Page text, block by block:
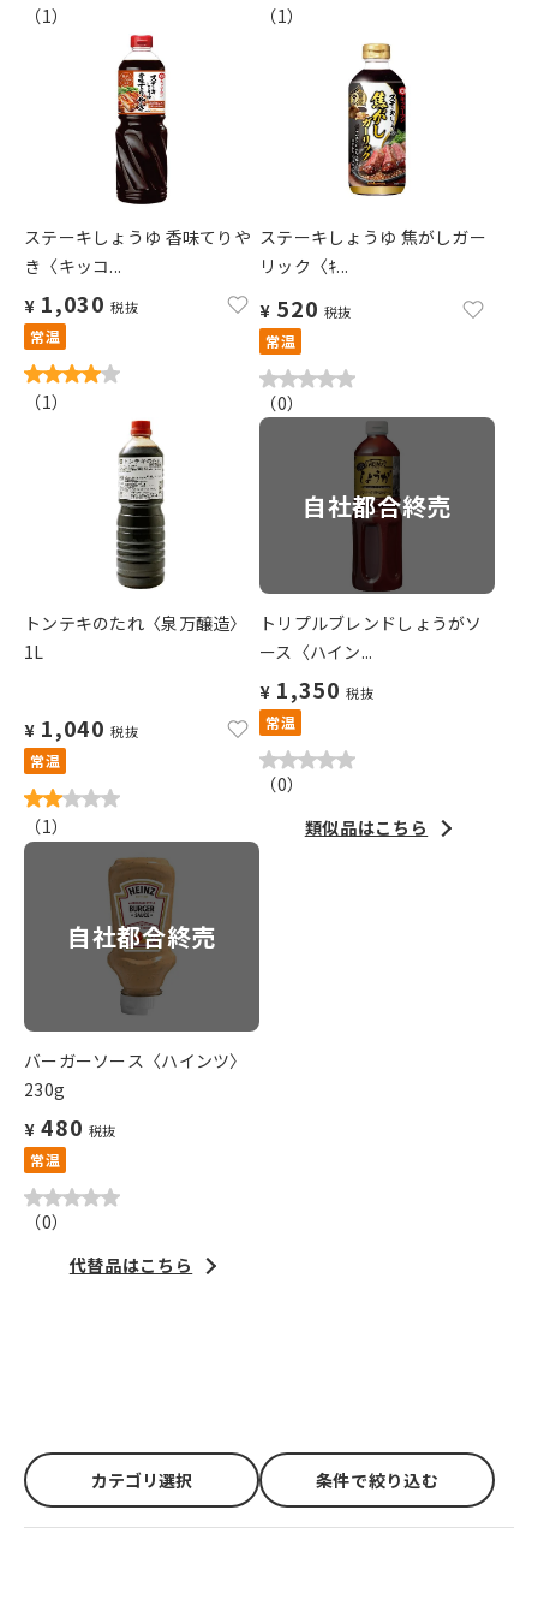
（1） （1）
ステーキしょうゆ 香味てりや
き〈キッコ...
¥ 1,030 税抜
常温
（1）
ステーキしょうゆ 焦がしガー
リック〈ｷ...
¥ 520 税抜
常温
（0）
トンテキのたれ〈泉万醸造〉
1L
¥ 1,040 税抜
常温
（1）
自社都合終売
トリプルブレンドしょうがソ
ース〈ハイン...
¥ 1,350 税抜
常温
（0）
類似品はこちら
自社都合終売
バーガーソース〈ハインツ〉
230g
¥ 480 税抜
常温
（0）
代替品はこちら
カテゴリ選択 条件で絞り込む